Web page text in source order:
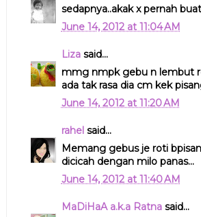
sedapnya..akak x pernah
June 14, 2012 at 11:04 AM
Lizasaid...
mmg nmpk gebu n lembut
ada tak rasa dia cm kek
June 14, 2012 at 11:20 AM
rahelsaid...
Memang gebus je roti
dicicah dengan milo panas...
June 14, 2012 at 11:40 AM
MaDiHaA a.k.a Ratnasaid...